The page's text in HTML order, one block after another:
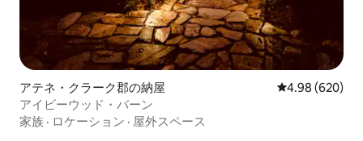
アテネ・クラーク郡の納屋 レビュー620
4.98 (620)
アイビーウッド・バーン
家族 · ロケーション · 屋外スペース